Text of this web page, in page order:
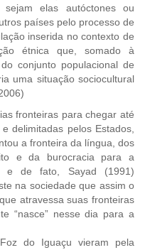
sejam elas autóctones ou
países pelo processo de
inserida no contexto de
étnica que, somado à
conjunto populacional de
uma situação sociocultural
fronteiras para chegar até
delimitadas pelos Estados,
a fronteira da língua, dos
e da burocracia para a
e de fato, Sayad (1991)
na sociedade que assim o
atravessa suas fronteiras
“nasce” nesse dia para a
do Iguaçu vieram pela